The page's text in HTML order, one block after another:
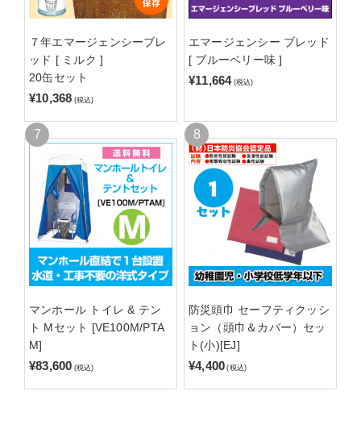
７年エマージェンシーブレ
ッド [ ミルク ]
20缶セット
¥10,368 (税込)
エマージェンシー ブレッド
[ ブルーベリー味 ]
¥11,664 (税込)
マンホール トイレ & テン
ト Mセット [VE100M/PTA
M]
¥83,600 (税込)
防災頭巾 セーフティクッシ
ョン（頭巾＆カバー）セッ
ト(小)[EJ]
¥4,400 (税込)